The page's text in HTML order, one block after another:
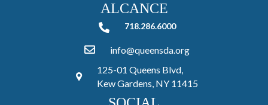
ALCANCE
718.286.6000718.286.6000
info@queensda.org
125-01 Queens Blvd,
Kew Gardens, NY 11415